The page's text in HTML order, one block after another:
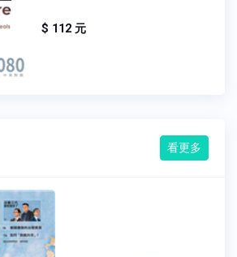
$ 112 元
看更多